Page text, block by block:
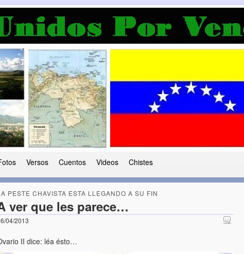
Democracia
le ha caido a esta tierra
Versos Cuentos Videos Chistes
PESTE CHAVISTA ESTA LLEGANDO A SU FIN
ver que les parece…
04/2013
II dice: léa ésto…